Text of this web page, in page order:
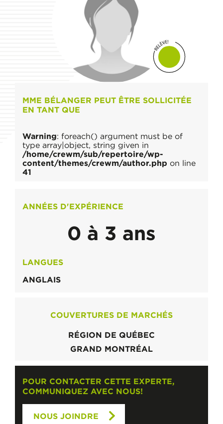
MME BÉLANGER PEUT ÊTRE SOLLICITÉE
EN TANT QUE
Warning: foreach() argument must be of
type array|object, string given in
/home/crewm/sub/repertoire/wp-
content/themes/crewm/author.php on line
41
ANNÉES D'EXPÉRIENCE
0 à 3 ans
LANGUES
ANGLAIS
COUVERTURES DE MARCHÉS
RÉGION DE QUÉBEC
GRAND MONTRÉAL
POUR CONTACTER CETTE EXPERTE,
COMMUNIQUEZ AVEC NOUS!
NOUS JOINDRE